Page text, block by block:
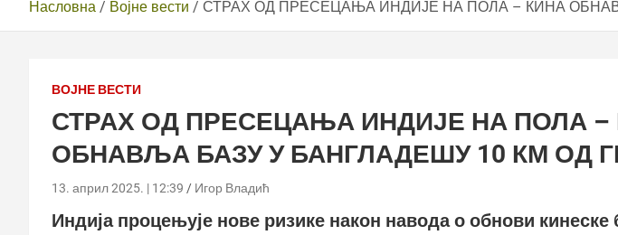
Насловна Војне вести СТРАХ ОД ПРЕСЕЦАЊА ИНДИЈЕ НА ПОЛА – КИНА
ВОЈНЕ ВЕСТИ
СТРАХ ОД ПРЕСЕЦАЊА ИНДИЈЕ НА ПОЛА –
ОБНАВЉА БАЗУ У БАНГЛАДЕШУ 10 КМ ОД
13. април 2025. | 12:39 Игор Владић
Индија процењује нове ризике након навода о обнови кинеске